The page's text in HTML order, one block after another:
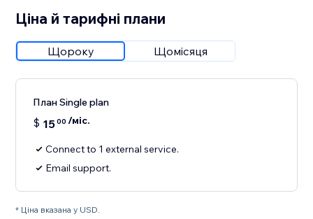
Ціна й тарифні плани
Щороку Щомісяця
План Single plan
$ 1500 /міс.
Connect to 1 external service.
Email support.
* Ціна вказана у USD.